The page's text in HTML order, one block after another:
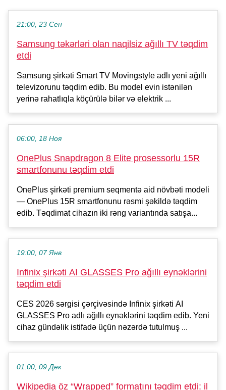
21:00, 23 Сен
Samsung təkərləri olan naqilsiz ağıllı TV təqdim
etdi
Samsung şirkəti Smart TV Movingstyle adlı yeni ağıllı
televizorunu təqdim edib. Bu model evin istənilən
yerinə rahatlıqla köçürülə bilər və elektrik ...
06:00, 18 Ноя
OnePlus Snapdragon 8 Elite prosessorlu 15R
smartfonunu təqdim etdi
OnePlus şirkəti premium seqmentə aid növbəti modeli
— OnePlus 15R smartfonunu rəsmi şəkildə təqdim
edib. Təqdimat cihazın iki rəng variantında satışa...
19:00, 07 Янв
Infinix şirkəti AI GLASSES Pro ağıllı eynəklərini
təqdim etdi
CES 2026 sərgisi çərçivəsində Infinix şirkəti AI
GLASSES Pro adlı ağıllı eynəklərini təqdim edib. Yeni
cihaz gündəlik istifadə üçün nəzərdə tutulmuş ...
01:00, 09 Дек
Wikipedia öz “Wrapped” formatını təqdim etdi: il